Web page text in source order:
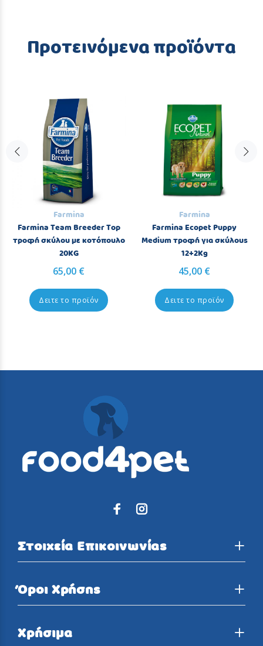
Προτεινόμενα προϊόντα
Farmina
Farmina Team Breeder Top
τροφή σκύλου με κοτόπουλο
20KG
65,00 €
Δειτε το προϊόν
Farmina
Farmina Ecopet Puppy
Medium τροφή για σκύλους
12+2Kg
45,00 €
Δειτε το προϊόν
Στοιχεία Επικοινωνίας
Όροι Χρήσης
Χρήσιμα